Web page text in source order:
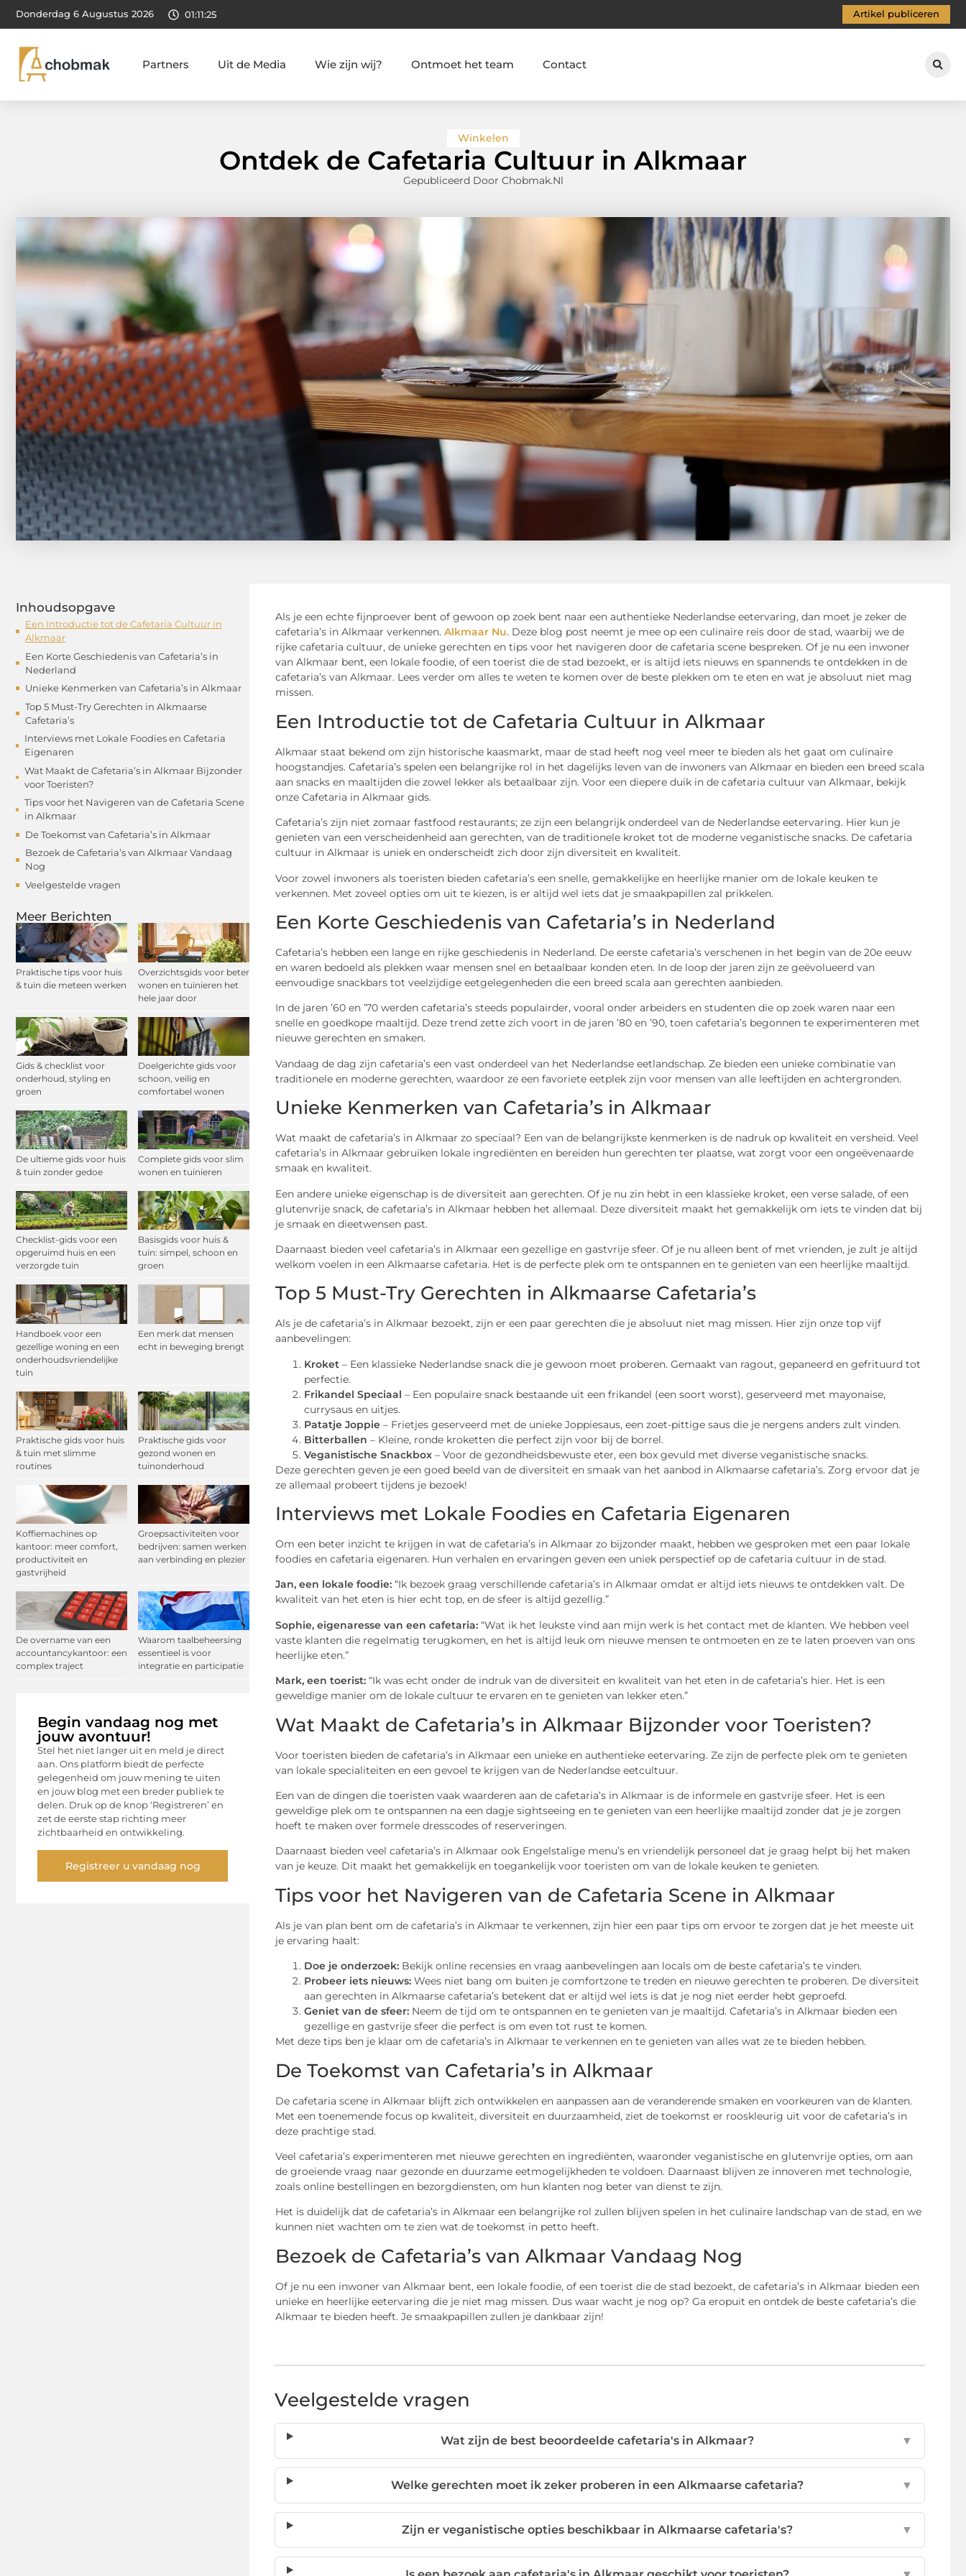
Donderdag 6 Augustus 2026 01:11:27 Artikel publiceren
Partners Uit de Media Wie zijn wij? Ontmoet het team Contact
Winkelen
Ontdek de Cafetaria Cultuur in Alkmaar
Gepubliceerd Door Chobmak.nl
Inhoudsopgave
Een Introductie tot de Cafetaria Cultuur in
Alkmaar
Een Korte Geschiedenis van Cafetaria’s in
Nederland
Unieke Kenmerken van Cafetaria’s in Alkmaar
Top 5 Must-Try Gerechten in Alkmaarse
Cafetaria’s
Interviews met Lokale Foodies en Cafetaria
Eigenaren
Wat Maakt de Cafetaria’s in Alkmaar Bijzonder
voor Toeristen?
Tips voor het Navigeren van de Cafetaria Scene
in Alkmaar
De Toekomst van Cafetaria’s in Alkmaar
Bezoek de Cafetaria’s van Alkmaar Vandaag
Nog
Veelgestelde vragen
Meer Berichten
Praktische tips voor huis
& tuin die meteen werken
Overzichtsgids voor beter
wonen en tuinieren het
hele jaar door
Gids & checklist voor
onderhoud, styling en
groen
Doelgerichte gids voor
schoon, veilig en
comfortabel wonen
De ultieme gids voor huis
& tuin zonder gedoe
Complete gids voor slim
wonen en tuinieren
Checklist-gids voor een
opgeruimd huis en een
verzorgde tuin
Basisgids voor huis &
tuin: simpel, schoon en
groen
Handboek voor een
gezellige woning en een
onderhoudsvriendelijke
tuin
Een merk dat mensen
echt in beweging brengt
Praktische gids voor huis
& tuin met slimme
routines
Praktische gids voor
gezond wonen en
tuinonderhoud
Koffiemachines op
kantoor: meer comfort,
productiviteit en
gastvrijheid
Groepsactiviteiten voor
bedrijven: samen werken
aan verbinding en plezier
De overname van een
accountancykantoor: een
complex traject
Waarom taalbeheersing
essentieel is voor
integratie en participatie
Begin vandaag nog met
jouw avontuur!
Stel het niet langer uit en meld je direct
aan. Ons platform biedt de perfecte
gelegenheid om jouw mening te uiten
en jouw blog met een breder publiek te
delen. Druk op de knop ‘Registreren’ en
zet de eerste stap richting meer
zichtbaarheid en ontwikkeling.
Registreer u vandaag nog
Als je een echte fijnproever bent of gewoon op zoek bent naar een authentieke Nederlandse eetervaring, dan moet je zeker de
cafetaria’s in Alkmaar verkennen. Alkmaar Nu. Deze blog post neemt je mee op een culinaire reis door de stad, waarbij we de
rijke cafetaria cultuur, de unieke gerechten en tips voor het navigeren door de cafetaria scene bespreken. Of je nu een inwoner
van Alkmaar bent, een lokale foodie, of een toerist die de stad bezoekt, er is altijd iets nieuws en spannends te ontdekken in de
cafetaria’s van Alkmaar. Lees verder om alles te weten te komen over de beste plekken om te eten en wat je absoluut niet mag
missen.
Een Introductie tot de Cafetaria Cultuur in Alkmaar
Alkmaar staat bekend om zijn historische kaasmarkt, maar de stad heeft nog veel meer te bieden als het gaat om culinaire
hoogstandjes. Cafetaria’s spelen een belangrijke rol in het dagelijks leven van de inwoners van Alkmaar en bieden een breed scala
aan snacks en maaltijden die zowel lekker als betaalbaar zijn. Voor een diepere duik in de cafetaria cultuur van Alkmaar, bekijk
onze Cafetaria in Alkmaar gids.
Cafetaria’s zijn niet zomaar fastfood restaurants; ze zijn een belangrijk onderdeel van de Nederlandse eetervaring. Hier kun je
genieten van een verscheidenheid aan gerechten, van de traditionele kroket tot de moderne veganistische snacks. De cafetaria
cultuur in Alkmaar is uniek en onderscheidt zich door zijn diversiteit en kwaliteit.
Voor zowel inwoners als toeristen bieden cafetaria’s een snelle, gemakkelijke en heerlijke manier om de lokale keuken te
verkennen. Met zoveel opties om uit te kiezen, is er altijd wel iets dat je smaakpapillen zal prikkelen.
Een Korte Geschiedenis van Cafetaria’s in Nederland
Cafetaria’s hebben een lange en rijke geschiedenis in Nederland. De eerste cafetaria’s verschenen in het begin van de 20e eeuw
en waren bedoeld als plekken waar mensen snel en betaalbaar konden eten. In de loop der jaren zijn ze geëvolueerd van
eenvoudige snackbars tot veelzijdige eetgelegenheden die een breed scala aan gerechten aanbieden.
In de jaren ’60 en ’70 werden cafetaria’s steeds populairder, vooral onder arbeiders en studenten die op zoek waren naar een
snelle en goedkope maaltijd. Deze trend zette zich voort in de jaren ’80 en ’90, toen cafetaria’s begonnen te experimenteren met
nieuwe gerechten en smaken.
Vandaag de dag zijn cafetaria’s een vast onderdeel van het Nederlandse eetlandschap. Ze bieden een unieke combinatie van
traditionele en moderne gerechten, waardoor ze een favoriete eetplek zijn voor mensen van alle leeftijden en achtergronden.
Unieke Kenmerken van Cafetaria’s in Alkmaar
Wat maakt de cafetaria’s in Alkmaar zo speciaal? Een van de belangrijkste kenmerken is de nadruk op kwaliteit en versheid. Veel
cafetaria’s in Alkmaar gebruiken lokale ingrediënten en bereiden hun gerechten ter plaatse, wat zorgt voor een ongeëvenaarde
smaak en kwaliteit.
Een andere unieke eigenschap is de diversiteit aan gerechten. Of je nu zin hebt in een klassieke kroket, een verse salade, of een
glutenvrije snack, de cafetaria’s in Alkmaar hebben het allemaal. Deze diversiteit maakt het gemakkelijk om iets te vinden dat bij
je smaak en dieetwensen past.
Daarnaast bieden veel cafetaria’s in Alkmaar een gezellige en gastvrije sfeer. Of je nu alleen bent of met vrienden, je zult je altijd
welkom voelen in een Alkmaarse cafetaria. Het is de perfecte plek om te ontspannen en te genieten van een heerlijke maaltijd.
Top 5 Must-Try Gerechten in Alkmaarse Cafetaria’s
Als je de cafetaria’s in Alkmaar bezoekt, zijn er een paar gerechten die je absoluut niet mag missen. Hier zijn onze top vijf
aanbevelingen:
Kroket – Een klassieke Nederlandse snack die je gewoon moet proberen. Gemaakt van ragout, gepaneerd en gefrituurd tot
perfectie.
Frikandel Speciaal – Een populaire snack bestaande uit een frikandel (een soort worst), geserveerd met mayonaise,
currysaus en uitjes.
Patatje Joppie – Frietjes geserveerd met de unieke Joppiesaus, een zoet-pittige saus die je nergens anders zult vinden.
Bitterballen – Kleine, ronde kroketten die perfect zijn voor bij de borrel.
Veganistische Snackbox – Voor de gezondheidsbewuste eter, een box gevuld met diverse veganistische snacks.
Deze gerechten geven je een goed beeld van de diversiteit en smaak van het aanbod in Alkmaarse cafetaria’s. Zorg ervoor dat je
ze allemaal probeert tijdens je bezoek!
Interviews met Lokale Foodies en Cafetaria Eigenaren
Om een beter inzicht te krijgen in wat de cafetaria’s in Alkmaar zo bijzonder maakt, hebben we gesproken met een paar lokale
foodies en cafetaria eigenaren. Hun verhalen en ervaringen geven een uniek perspectief op de cafetaria cultuur in de stad.
Jan, een lokale foodie: “Ik bezoek graag verschillende cafetaria’s in Alkmaar omdat er altijd iets nieuws te ontdekken valt. De
kwaliteit van het eten is hier echt top, en de sfeer is altijd gezellig.”
Sophie, eigenaresse van een cafetaria: “Wat ik het leukste vind aan mijn werk is het contact met de klanten. We hebben veel
vaste klanten die regelmatig terugkomen, en het is altijd leuk om nieuwe mensen te ontmoeten en ze te laten proeven van ons
heerlijke eten.”
Mark, een toerist: “Ik was echt onder de indruk van de diversiteit en kwaliteit van het eten in de cafetaria’s hier. Het is een
geweldige manier om de lokale cultuur te ervaren en te genieten van lekker eten.”
Wat Maakt de Cafetaria’s in Alkmaar Bijzonder voor Toeristen?
Voor toeristen bieden de cafetaria’s in Alkmaar een unieke en authentieke eetervaring. Ze zijn de perfecte plek om te genieten
van lokale specialiteiten en een gevoel te krijgen van de Nederlandse eetcultuur.
Een van de dingen die toeristen vaak waarderen aan de cafetaria’s in Alkmaar is de informele en gastvrije sfeer. Het is een
geweldige plek om te ontspannen na een dagje sightseeing en te genieten van een heerlijke maaltijd zonder dat je je zorgen
hoeft te maken over formele dresscodes of reserveringen.
Daarnaast bieden veel cafetaria’s in Alkmaar ook Engelstalige menu’s en vriendelijk personeel dat je graag helpt bij het maken
van je keuze. Dit maakt het gemakkelijk en toegankelijk voor toeristen om van de lokale keuken te genieten.
Tips voor het Navigeren van de Cafetaria Scene in Alkmaar
Als je van plan bent om de cafetaria’s in Alkmaar te verkennen, zijn hier een paar tips om ervoor te zorgen dat je het meeste uit
je ervaring haalt:
Doe je onderzoek: Bekijk online recensies en vraag aanbevelingen aan locals om de beste cafetaria’s te vinden.
Probeer iets nieuws: Wees niet bang om buiten je comfortzone te treden en nieuwe gerechten te proberen. De diversiteit
aan gerechten in Alkmaarse cafetaria’s betekent dat er altijd wel iets is dat je nog niet eerder hebt geproefd.
Geniet van de sfeer: Neem de tijd om te ontspannen en te genieten van je maaltijd. Cafetaria’s in Alkmaar bieden een
gezellige en gastvrije sfeer die perfect is om even tot rust te komen.
Met deze tips ben je klaar om de cafetaria’s in Alkmaar te verkennen en te genieten van alles wat ze te bieden hebben.
De Toekomst van Cafetaria’s in Alkmaar
De cafetaria scene in Alkmaar blijft zich ontwikkelen en aanpassen aan de veranderende smaken en voorkeuren van de klanten.
Met een toenemende focus op kwaliteit, diversiteit en duurzaamheid, ziet de toekomst er rooskleurig uit voor de cafetaria’s in
deze prachtige stad.
Veel cafetaria’s experimenteren met nieuwe gerechten en ingrediënten, waaronder veganistische en glutenvrije opties, om aan
de groeiende vraag naar gezonde en duurzame eetmogelijkheden te voldoen. Daarnaast blijven ze innoveren met technologie,
zoals online bestellingen en bezorgdiensten, om hun klanten nog beter van dienst te zijn.
Het is duidelijk dat de cafetaria’s in Alkmaar een belangrijke rol zullen blijven spelen in het culinaire landschap van de stad, en we
kunnen niet wachten om te zien wat de toekomst in petto heeft.
Bezoek de Cafetaria’s van Alkmaar Vandaag Nog
Of je nu een inwoner van Alkmaar bent, een lokale foodie, of een toerist die de stad bezoekt, de cafetaria’s in Alkmaar bieden een
unieke en heerlijke eetervaring die je niet mag missen. Dus waar wacht je nog op? Ga eropuit en ontdek de beste cafetaria’s die
Alkmaar te bieden heeft. Je smaakpapillen zullen je dankbaar zijn!
Veelgestelde vragen
Wat zijn de best beoordeelde cafetaria's in Alkmaar? ▼
Welke gerechten moet ik zeker proberen in een Alkmaarse cafetaria? ▼
Zijn er veganistische opties beschikbaar in Alkmaarse cafetaria's? ▼